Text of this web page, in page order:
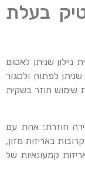
בעלת
שניתן לאטום
לפתוח ולסגור
שימוש חוזר בשקית
חוזרת: אחת עם
באריזות מזון,
קמעונאיות של